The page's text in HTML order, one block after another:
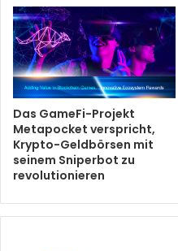
Das GameFi-Projekt
Metapocket verspricht,
Krypto-Geldbörsen mit
seinem Sniperbot zu
revolutionieren